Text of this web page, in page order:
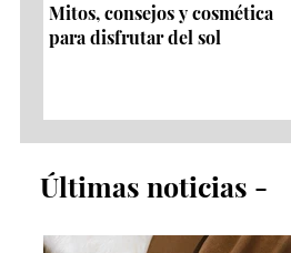
Mitos, consejos y cosmética
para disfrutar del sol
​Últimas noticias​ -